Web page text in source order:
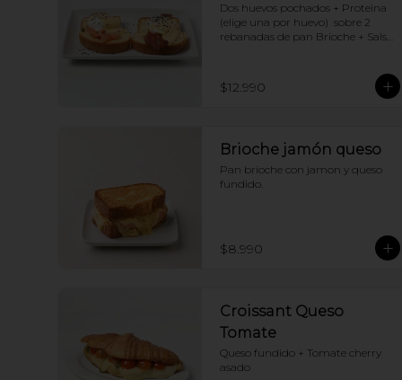
Dos huevos pochados + Proteina
(elige una por huevo)  sobre 2
rebanadas de pan Brioche + Salsa
$12.990
Brioche jamón queso
Pan brioche con jamon y queso
fundido.
$8.990
Croissant Queso
Tomate
Queso fundido + Tomate cherry
asado